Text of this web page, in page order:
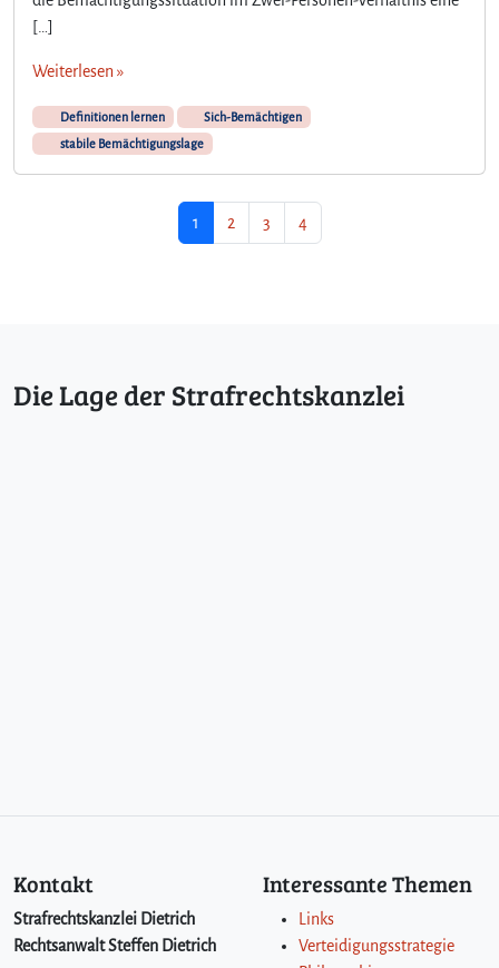
[…]
Weiterlesen »
Definitionen lernen
Sich-Bemächtigen
stabile Bemächtigungslage
Aktuelle Seite
1 Seite
2 Seite
3 Seite
4
Die Lage der Strafrechtskanzlei
Kontakt
Strafrechtskanzlei Dietrich
Rechtsanwalt Steffen Dietrich
Interessante Themen
Links
Verteidigungsstrategie